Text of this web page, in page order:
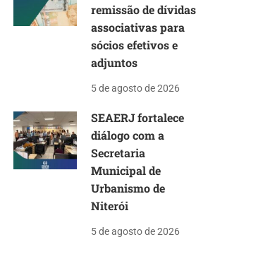
remissão de dívidas
associativas para
sócios efetivos e
adjuntos
5 de agosto de 2026
SEAERJ fortalece
diálogo com a
Secretaria
Municipal de
Urbanismo de
Niterói
5 de agosto de 2026